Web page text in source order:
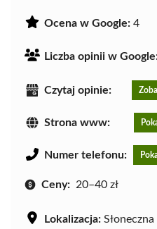
Ocena w Google: 4
Liczba opinii w
Czytaj opinie:
Strona www:
Numer telefonu:
Ceny: 20–40 zł
Lokalizacja: